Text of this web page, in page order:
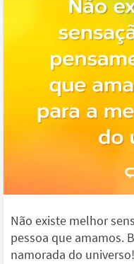
Não existe melhor
pessoa que amamos.
namorada do universo!